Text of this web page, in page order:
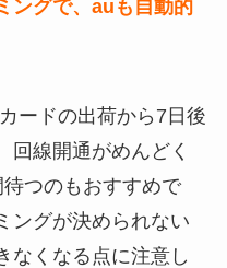
ングで、auも自動的
ードの出荷から7日後
回線開通がめんどく
つのもおすすめで
ングが決められない
なくなる点に注意し